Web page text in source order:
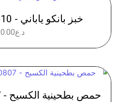
خبز بانكو ياباني - 0810 وزن 9 كغم
د.ع0.00